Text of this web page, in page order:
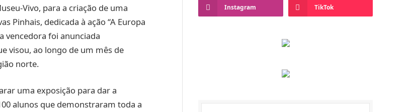
Vivo, para a criação de uma
Pinhais, dedicada à ação “A Europa
vencedora foi anunciada
visou, ao longo de um mês de
norte.
uma exposição para dar a
alunos que demonstraram toda a
Instagram TikTok